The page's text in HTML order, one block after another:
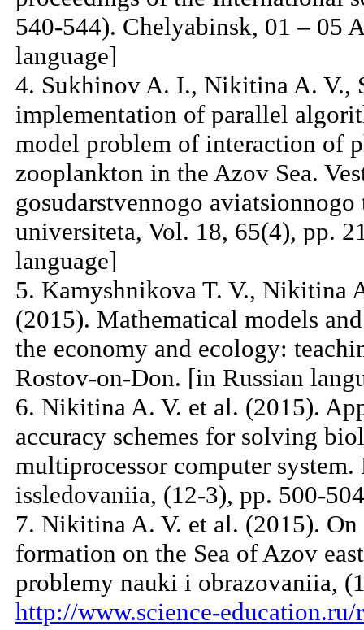
540-544). Chelyabinsk, 01 – 05
language]
4. Sukhinov A. I., Nikitina A. V.,
implementation of parallel
model problem of interaction of
zooplankton in the Azov Sea.
gosudarstvennogo
universiteta, Vol. 18, 65(4), pp.
language]
5. Kamyshnikova T. V., Nikitina
(2015). Mathematical models
the economy and ecology:
Rostov-on-Don. [in Russian
6. Nikitina A. V. et al. (2015).
accuracy schemes for solving
multiprocessor computer system.
issledovaniia, (12-3), pp. 500-
7. Nikitina A. V. et al. (2015).
formation on the Sea of Azov
problemy nauki i obrazovaniia,
http://www.science-